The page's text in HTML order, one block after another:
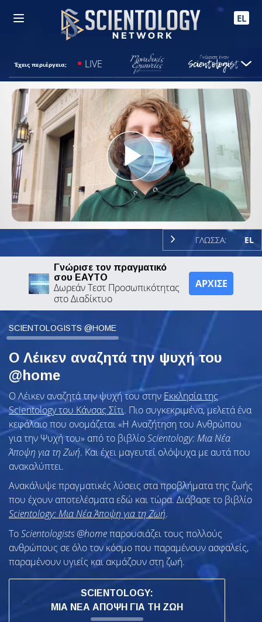
EL
Έχεις περιέργεια; LIVE
Play
Video
ΓΛΩΣΣΑ: EL
Γνώρισε τον πραγματικό
σου ΕΑΥΤΟ
Δωρεάν Τεστ Προσωπικότητας
στο Διαδίκτυο
ΑΡΧΙΣΕ
SCIENTOLOGISTS @HOME
Ο Λέικεν αναζητά την ψυχή του
@home
Ο Λέικεν αναζητά την ψυχή του στην Εκκλησία της
Scientology του Κάνσας Σίτι. Πιο συγκεκριμένα, μελετά ένα
κεφάλαιο που ονομάζεται «Η Αναζήτηση του Ανθρώπου
για την Ψυχή του» από το βιβλίοScientology: Μια Νέα
Άποψη για τη Ζωή. Και έχει μαγευτεί ολόψυχα με αυτά που
ανακαλύπτει.
Ανακάλυψε πραγματικές λύσεις στα προβλήματα της ζωής
που έχουν αποτελέσματα εδώ και τώρα. Διάβασε το βιβλίο
Scientology: Μια Νέα Άποψη για τη Ζωή.
ToScientologists @homeπαρουσιάζει τους πολλούς
ανθρώπους σε όλο τον κόσμο που παραμένουν ασφαλείς,
παραμένουν υγιείς και ακμάζουν στη ζωή.
SCIENTOLOGY:
ΜΙΑ ΝΕΑ ΑΠΟΨΗ ΓΙΑ ΤΗ ΖΩΗ